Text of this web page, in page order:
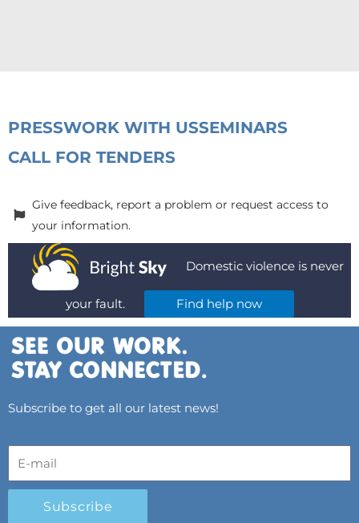
PRESSWORK WITH USSEMINARS
CALL FOR TENDERS
Give feedback, report a problem or request access to
your information.
Domestic violence is never
your fault. Find help now
Subscribe to get all our latest news!
Subscribe